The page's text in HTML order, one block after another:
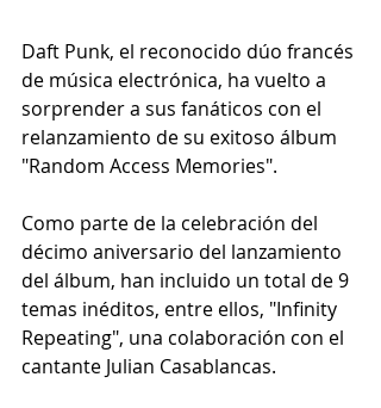
Daft Punk, el reconocido dúo francés
de música electrónica, ha vuelto a
sorprender a sus fanáticos con el
relanzamiento de su exitoso álbum
"Random Access Memories".
Como parte de la celebración del
décimo aniversario del lanzamiento
del álbum, han incluido un total de 9
temas inéditos, entre ellos, "Infinity
Repeating", una colaboración con el
cantante Julian Casablancas.